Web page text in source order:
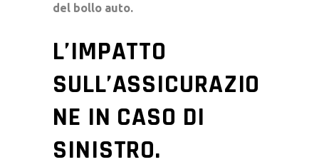
del bollo auto.
L’IMPATTO
SULL’ASSICURAZIO
NE IN CASO DI
SINISTRO.